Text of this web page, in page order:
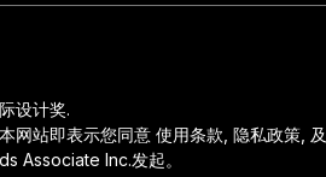
设计奖.
网站即表示您同意 使用条款 隐私政策 , 及
Associate Inc.发起。